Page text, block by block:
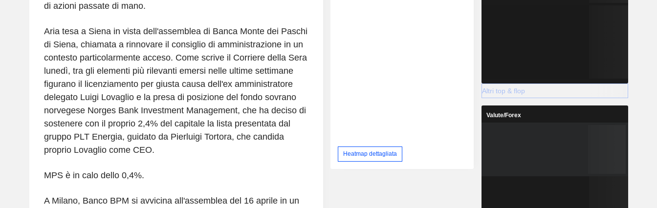
di azioni passate di mano.
Aria tesa a Siena in vista dell'assemblea di Banca Monte dei Paschi
di Siena, chiamata a rinnovare il consiglio di amministrazione in un
contesto particolarmente acceso. Come scrive il Corriere della Sera
lunedì, tra gli elementi più rilevanti emersi nelle ultime settimane
figurano il licenziamento per giusta causa dell'ex amministratore
delegato Luigi Lovaglio e la presa di posizione del fondo sovrano
norvegese Norges Bank Investment Management, che ha deciso di
sostenere con il proprio 2,4% del capitale la lista presentata dal
gruppo PLT Energia, guidato da Pierluigi Tortora, che candida
proprio Lovaglio come CEO.
MPS è in calo dello 0,4%.
A Milano, Banco BPM si avvicina all'assemblea del 16 aprile in un
Heatmap dettagliata
Altri top & flop
Valute/Forex